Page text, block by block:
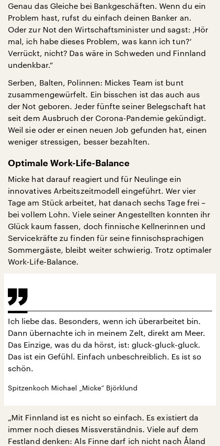
Genau das Gleiche bei Bankgeschäften. Wenn du ein
Problem hast, rufst du einfach deinen Banker an.
Oder zur Not den Wirtschaftsminister und sagst: ‚Hör
mal, ich habe dieses Problem, was kann ich tun?‘
Verrückt, nicht? Das wäre in Schweden und Finnland
undenkbar.“
Serben, Balten, Polinnen: Mickes Team ist bunt
zusammengewürfelt. Ein bisschen ist das auch aus
der Not geboren. Jeder fünfte seiner Belegschaft hat
seit dem Ausbruch der Corona-Pandemie gekündigt.
Weil sie oder er einen neuen Job gefunden hat, einen
weniger stressigen, besser bezahlten.
Optimale Work-Life-Balance
Micke hat darauf reagiert und für Neulinge ein
innovatives Arbeitszeitmodell eingeführt. Wer vier
Tage am Stück arbeitet, hat danach sechs Tage frei –
bei vollem Lohn. Viele seiner Angestellten konnten ihr
Glück kaum fassen, doch finnische Kellnerinnen und
Servicekräfte zu finden für seine finnischsprachigen
Sommergäste, bleibt weiter schwierig. Trotz optimaler
Work-Life-Balance.
Ich liebe das. Besonders, wenn ich überarbeitet bin.
Dann übernachte ich in meinem Zelt, direkt am Meer.
Das Einzige, was du da hörst, ist: gluck-gluck-gluck.
Das ist ein Gefühl. Einfach unbeschreiblich. Es ist so
schön.
Spitzenkoch Michael „Micke“ Björklund
„Mit Finnland ist es nicht so einfach. Es existiert da
immer noch dieses Missverständnis. Viele auf dem
Festland denken: Als Finne darf ich nicht nach Åland